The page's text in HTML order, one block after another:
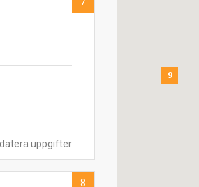
uppgifter
8
9